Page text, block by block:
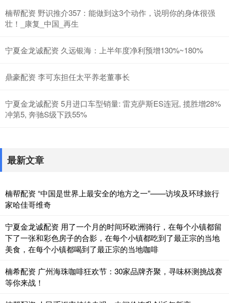
楠帮配资 野识推介357：能做到这3个动作，说明你的身体很强
壮！_康复_中国_再生
宁夏金龙诚配资 久远银海：上半年度净利预增130%~180%
鼎豪配资 李可东担任太平养老董事长
宁夏金龙诚配资 5月进口车型销量: 雷克萨斯ES连冠, 揽胜增28%
冲第5, 奔驰S级下跌55%
最新文章
楠帮配资 “中国是世界上最安全的地方之一”——访埃及环球旅行
家哈佳哥维奇
宁夏金龙诚配资 用了一个月的时间环欧洲骑行，在每个小镇都留
下了一张和彩色房子的合影，在每个小镇都吃到了最正宗的当地
美食，在每个小镇都喝到了最正宗的当地咖啡
楠希配资 广州海珠咖啡狂欢节：30家品牌齐聚，寻味杯测挑战赛
等你来战！